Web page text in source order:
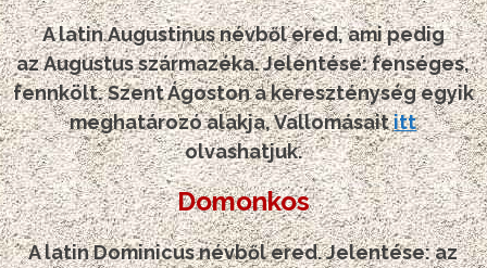
A latin Augustinus névből ered, ami pedig
az Augustus származéka. Jelentése: fenséges,
fennkölt. Szent Ágoston a kereszténység egyik
meghatározó alakja, Vallomásaititt
olvashatjuk.
Domonkos
A latin Dominicus névből ered. Jelentése: az